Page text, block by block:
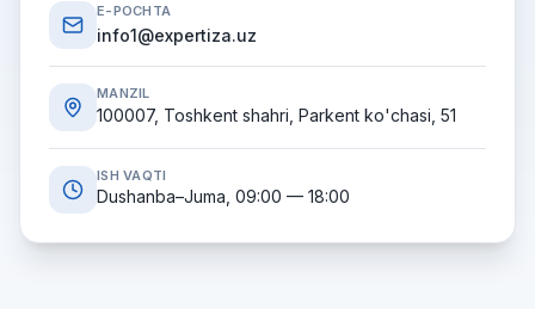
E-POCHTA
info1@expertiza.uz
MANZIL
100007, Toshkent shahri, Parkent ko'chasi, 51
ISH VAQTI
Dushanba–Juma, 09:00 — 18:00